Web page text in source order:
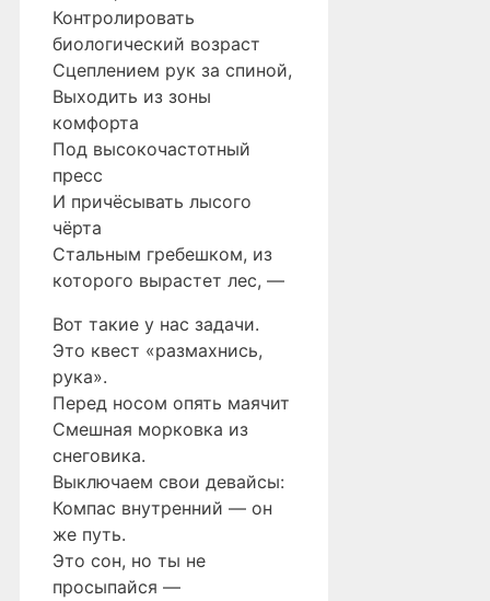
Контролировать
биологический возраст
Сцеплением рук за спиной,
Выходить из зоны
комфорта
Под высокочастотный
пресс
И причёсывать лысого
чёрта
Стальным гребешком, из
которого вырастет лес, —
Вот такие у нас задачи.
Это квест «размахнись,
рука».
Перед носом опять маячит
Смешная морковка из
снеговика.
Выключаем свои девайсы:
Компас внутренний — он
же путь.
Это сон, но ты не
просыпайся —